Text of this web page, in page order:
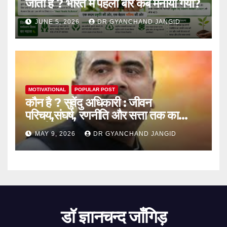
जाता है ? भारत में पहली बार कब मनाया गया?
JUNE 5, 2026 DR GYANCHAND JANGID
MOTIVATIONAL POPULAR POST
कौन है ? सुवेंदु अधिकारी : जीवन
परिचय,संघर्ष, रणनीति और सत्ता तक का
राजनीतिक सफर
MAY 9, 2026 DR GYANCHAND JANGID
डॉ ज्ञानचन्द जाँगिड़